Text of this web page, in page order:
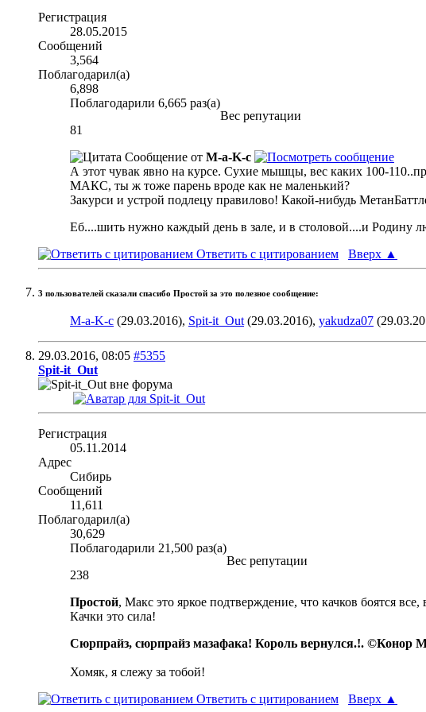
Регистрация
28.05.2015
Сообщений
3,564
Поблагодарил(а)
6,898
Поблагодарили 6,665 раз(а)
Вес репутации
81
Сообщение от M-a-K-c
А этот чувак явно на курсе. Сухие мышцы, вес каких 100-
МАКС, ты ж тоже парень вроде как не маленький?
Закурси и устрой подлецу правилово! Какой-нибудь
Еб....шить нужно каждый день в зале, и в столовой....и Родину
Ответить с цитированием
Вверх ▲
3 пользователей сказали cпасибо Простой за это полезное сообщение:
M-a-K-c (29.03.2016), Spit-it_Out (29.03.2016), yakudza07
29.03.2016, 08:05 #5355
Spit-it_Out
Регистрация
05.11.2014
Адрес
Сибирь
Сообщений
11,611
Поблагодарил(а)
30,629
Поблагодарили 21,500 раз(а)
Вес репутации
238
Простой, Макс это яркое подтверждение, что качков боятся
Качки это сила!
Сюрпрайз, сюрпрайз мазафака! Король вернулся.!. ©Конор
Хомяк, я слежу за тобой!
Ответить с цитированием
Вверх ▲